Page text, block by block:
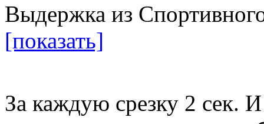
Выдержка из
[показать]
За каждую срезку 2 сек.